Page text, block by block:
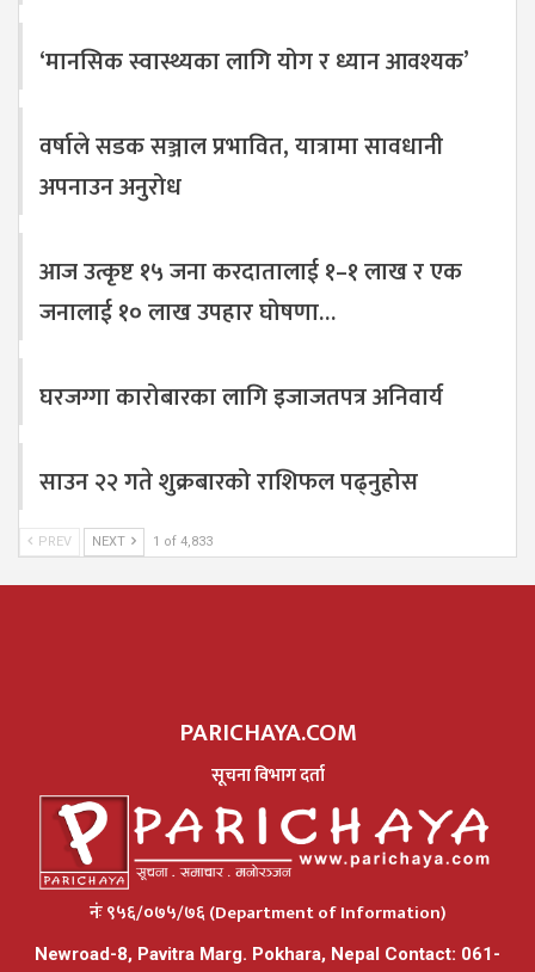
‘मानसिक स्वास्थ्यका लागि योग र ध्यान आवश्यक’
वर्षाले सडक सञ्जाल प्रभावित, यात्रामा सावधानी
अपनाउन अनुरोध
आज उत्कृष्ट १५ जना करदातालाई १–१ लाख र एक
जनालाई १० लाख उपहार घोषणा…
घरजग्गा कारोबारका लागि इजाजतपत्र अनिवार्य
साउन २२ गते शुक्रबारको राशिफल पढ्नुहोस
PREV NEXT 1 of 4,833
PARICHAYA.COM
सूचना विभाग दर्ता
नंः ९५६/०७५/७६ (Department of Information)
Newroad-8, Pavitra Marg. Pokhara, Nepal Contact: 061-